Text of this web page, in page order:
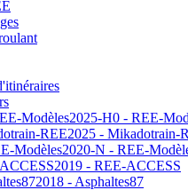
2025-H0 - REE-
2025 - Mikadotrain-
2020-N - REE-
2019 - REE-ACCESS
2018 - Asphaltes87